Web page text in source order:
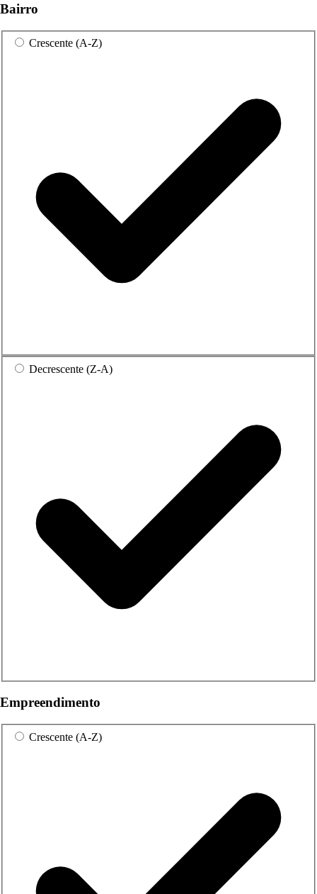
Bairro
Crescente (A-Z)
Decrescente (Z-A)
Empreendimento
Crescente (A-Z)